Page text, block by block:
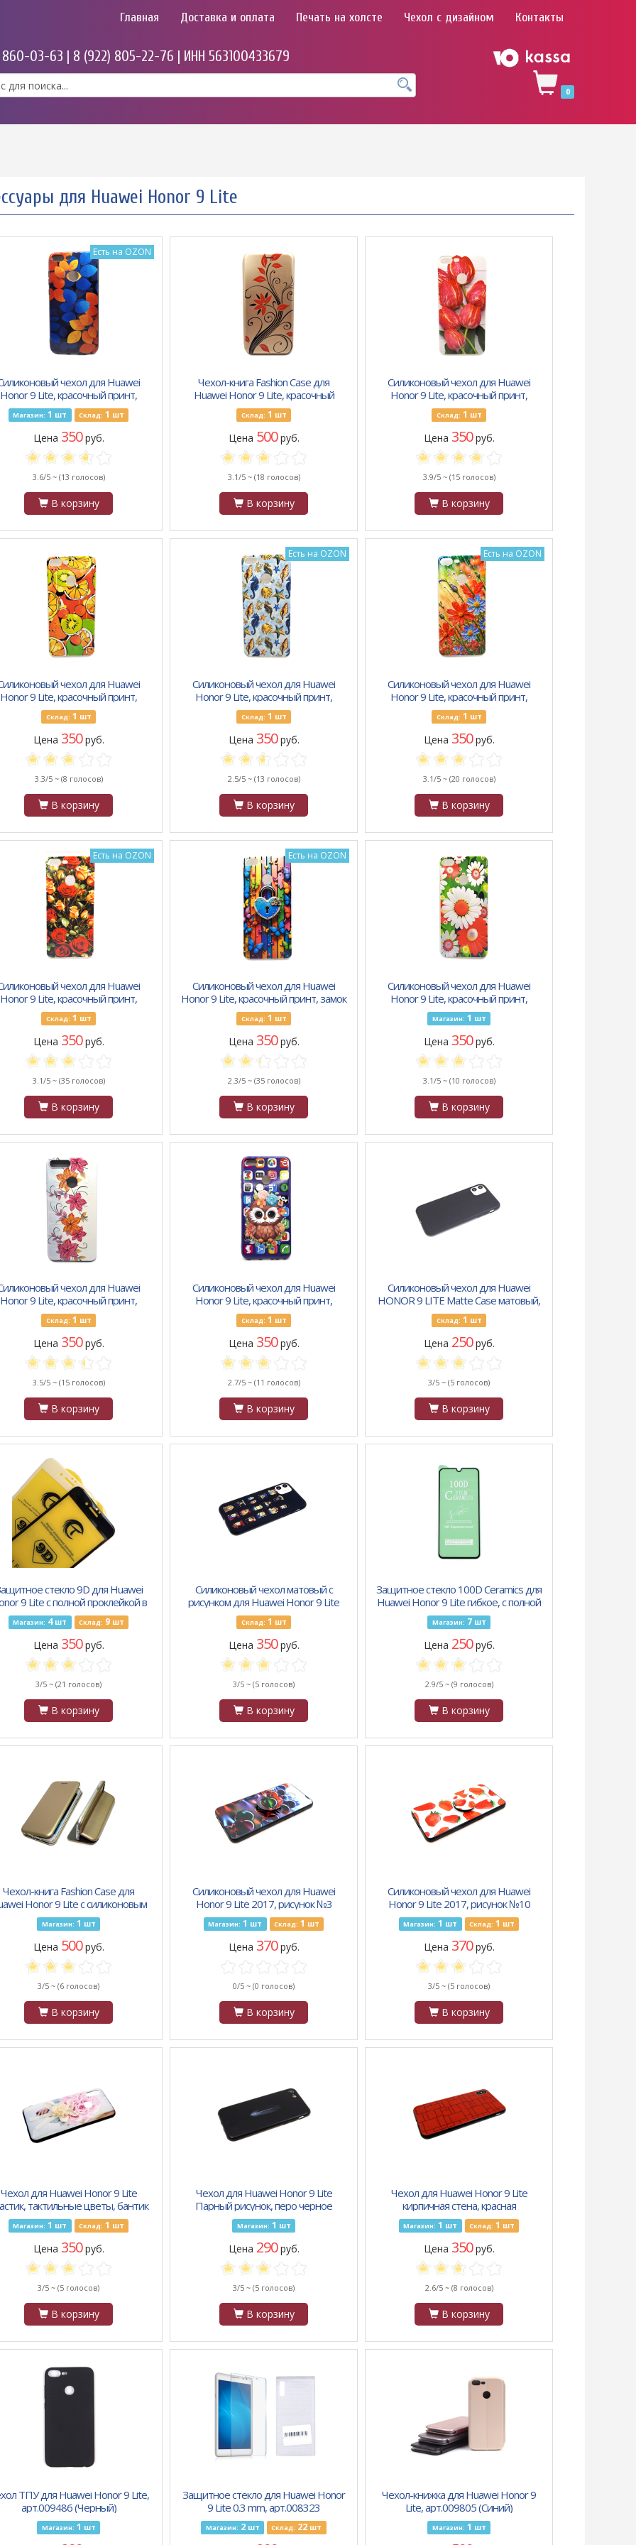
Главная Доставка и оплата Печать на холсте Чехол с дизайном Контакты
860-03-63 | 8 (922) 805-22-76 | ИНН 563100433679
0
для Huawei Honor 9 Lite
Есть на OZON
чехол для Huawei
Honor 9 Lite, красочный принт,
оранжевые и синие листья
Магазин: 1 шт Склад: 1 шт
Цена 350руб.
3.6/5 ~ (13 голосов)
В корзину
Чехол-книга Fashion Case для
Huawei Honor 9 Lite, красочный
принт, узор с красными листочками,
золот
Склад: 1 шт
Цена 500руб.
3.1/5 ~ (18 голосов)
В корзину
Силиконовый чехол для Huawei
Honor 9 Lite, красочный принт,
цветы тюльпаны
Склад: 1 шт
Цена 350руб.
3.9/5 ~ (15 голосов)
В корзину
чехол для Huawei
Honor 9 Lite, красочный принт,
рисунок дольки фруктов
Склад: 1 шт
Цена 350руб.
3.3/5 ~ (8 голосов)
В корзину
Есть на OZON
Силиконовый чехол для Huawei
Honor 9 Lite, красочный принт,
морские коньки
Склад: 1 шт
Цена 350руб.
2.5/5 ~ (13 голосов)
В корзину
Есть на OZON
Силиконовый чехол для Huawei
Honor 9 Lite, красочный принт,
красные и синие цветочки под
дождем
Склад: 1 шт
Цена 350руб.
3.1/5 ~ (20 голосов)
В корзину
Есть на OZON
чехол для Huawei
Honor 9 Lite, красочный принт,
красные и желтые розы
Склад: 1 шт
Цена 350руб.
3.1/5 ~ (35 голосов)
В корзину
Есть на OZON
Силиконовый чехол для Huawei
Honor 9 Lite, красочный принт, замок
и бабочки
Склад: 1 шт
Цена 350руб.
2.3/5 ~ (35 голосов)
В корзину
Силиконовый чехол для Huawei
Honor 9 Lite, красочный принт,
белые и красные ромашки
Магазин: 1 шт
Цена 350руб.
3.1/5 ~ (10 голосов)
В корзину
чехол для Huawei
Honor 9 Lite, красочный принт,
цветочки на белом
Склад: 1 шт
Цена 350руб.
3.5/5 ~ (15 голосов)
В корзину
Силиконовый чехол для Huawei
Honor 9 Lite, красочный принт,
иконки и сова на синем
Склад: 1 шт
Цена 350руб.
2.7/5 ~ (11 голосов)
В корзину
Силиконовый чехол для Huawei
HONOR 9 LITE Matte Case матовый,
черный
Склад: 1 шт
Цена 250руб.
3/5 ~ (5 голосов)
В корзину
стекло 9D для Huawei
9 Lite с полной проклейкой в
тех. паке 25 шт., черное
Магазин: 4шт Склад: 9шт
Цена 350руб.
3/5 ~ (21 голосов)
В корзину
Силиконовый чехол матовый с
рисунком для Huawei Honor 9 Lite
"Миньоны",
Склад: 1 шт
Цена 350руб.
3/5 ~ (5 голосов)
В корзину
Защитное стекло 100D Ceramics для
Huawei Honor 9 Lite гибкое, с полной
проклейкой в тех. уп., черное
Магазин: 7шт
Цена 250руб.
2.9/5 ~ (9 голосов)
В корзину
Чехол-книга Fashion Case для
Honor 9 Lite с силиконовым
основанием и магнитом, золотой
Магазин: 1 шт
Цена 500руб.
3/5 ~ (6 голосов)
В корзину
Силиконовый чехол для Huawei
Honor 9 Lite 2017, рисунок №3
Магазин: 1 шт Склад: 1 шт
Цена 370руб.
0/5 ~ (0 голосов)
В корзину
Силиконовый чехол для Huawei
Honor 9 Lite 2017, рисунок №10
Магазин: 1 шт Склад: 1 шт
Цена 370руб.
3/5 ~ (5 голосов)
В корзину
Чехол для Huawei Honor 9 Lite
тактильные цветы, бантик
Магазин: 1 шт Склад: 1 шт
Цена 350руб.
3/5 ~ (5 голосов)
В корзину
Чехол для Huawei Honor 9 Lite
Парный рисунок, перо черное
Магазин: 1 шт
Цена 290руб.
3/5 ~ (5 голосов)
В корзину
Чехол для Huawei Honor 9 Lite
кирпичная стена, красная
Магазин: 1 шт Склад: 1 шт
Цена 350руб.
2.6/5 ~ (8 голосов)
В корзину
ТПУ для Huawei Honor 9 Lite,
арт.009486 (Черный)
Магазин: 1 шт
Защитное стекло для Huawei Honor
9 Lite 0.3 mm, арт.008323
Магазин: 2шт Склад: 22 шт
Чехол-книжка для Huawei Honor 9
Lite, арт.009805 (Синий)
Магазин: 1 шт